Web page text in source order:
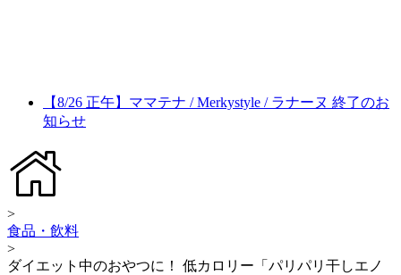
【8/26 正午】ママテナ / Merkystyle / ラナーヌ 終了のお
知らせ
>
食品・飲料
>
ダイエット中のおやつに！ 低カロリー「パリパリ干しエノ